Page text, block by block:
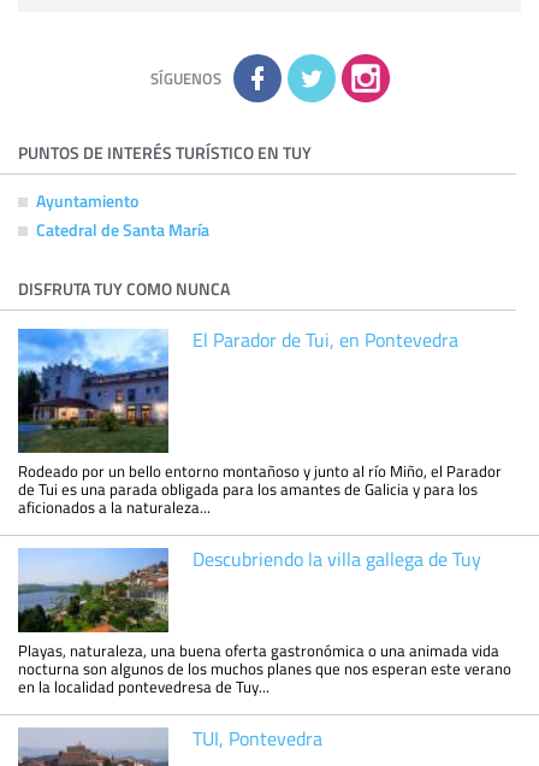
adicional y detallada sobre cómo tratamos sus datos en la
política de privacidad
SÍGUENOS
PUNTOS DE INTERÉS TURÍSTICO EN TUY
Ayuntamiento
Catedral de Santa María
DISFRUTA TUY COMO NUNCA
El Parador de Tui, en Pontevedra
Rodeado por un bello entorno montañoso y junto al río Miño, el Parador
de Tui es una parada obligada para los amantes de Galicia y para los
aficionados a la naturaleza...
Descubriendo la villa gallega de Tuy
Playas, naturaleza, una buena oferta gastronómica o una animada vida
nocturna son algunos de los muchos planes que nos esperan este verano
en la localidad pontevedresa de Tuy...
TUI, Pontevedra